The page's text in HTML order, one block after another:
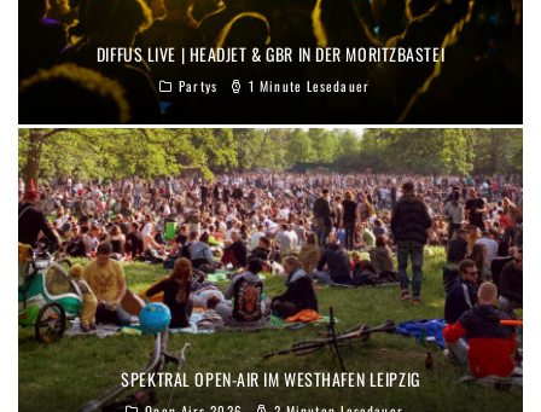
DIFFUS LIVE | HEADJET & GBR IN DER MORITZBASTEI
Partys 1 Minute Lesedauer
SPEKTRAL OPEN-AIR IM WESTHAFEN LEIPZIG